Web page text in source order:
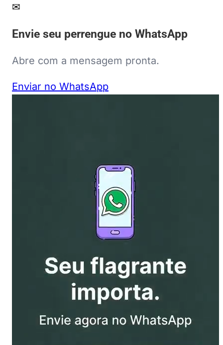
✉
Envie seu perrengue no WhatsApp
Abre com a mensagem pronta.
Enviar no WhatsApp